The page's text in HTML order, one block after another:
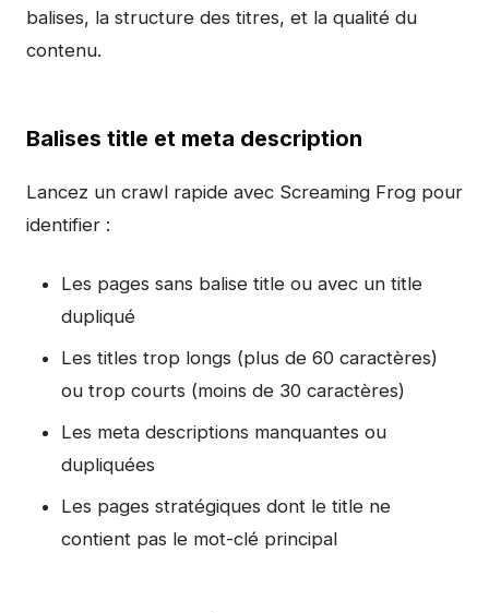
balises, la structure des titres, et la qualité du
contenu.
Balises title et meta description
Lancez un crawl rapide avec Screaming Frog pour
identifier :
Les pages sans balise title ou avec un title
dupliqué
Les titles trop longs (plus de 60 caractères)
ou trop courts (moins de 30 caractères)
Les meta descriptions manquantes ou
dupliquées
Les pages stratégiques dont le title ne
contient pas le mot-clé principal